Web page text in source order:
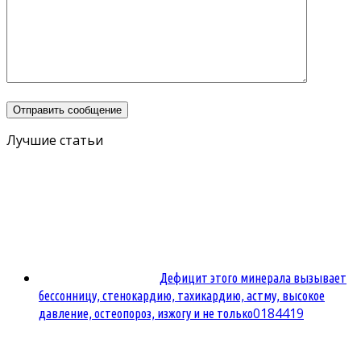
Лучшие статьи
Дефицит этого минерала вызывает
бессонницу, стенокардию, тахикардию, астму, высокое
давление, остеопороз, изжогу и не только0184419